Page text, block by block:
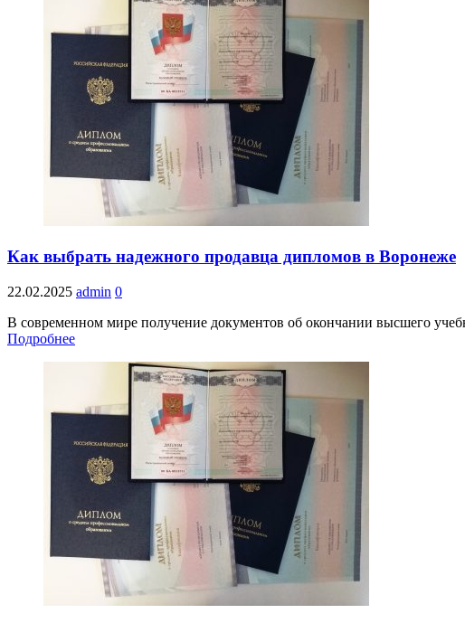
Как выбрать надежного продавца дипломов в Воронеже
22.02.2025 admin 0
В современном мире получение документов об окончании высшего
Подробнее